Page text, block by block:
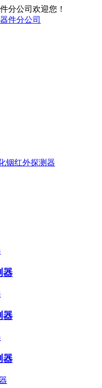
分公司欢迎您！
铟红外探测器
器
器
器